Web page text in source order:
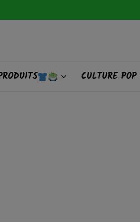
CULTURE POP